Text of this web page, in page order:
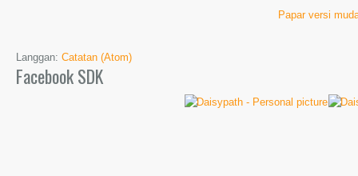
Papar versi
Langgan: Catatan (Atom)
Facebook SDK